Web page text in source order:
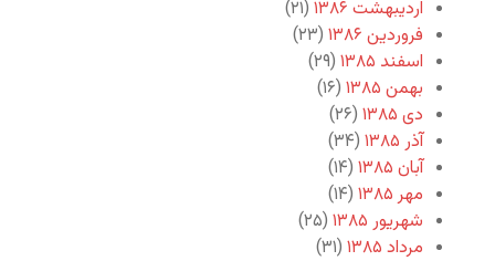
اردیبهشت ۱۳۸۶
(۲۱)
فروردین ۱۳۸۶
(۲۳)
اسفند ۱۳۸۵
(۲۹)
بهمن ۱۳۸۵
(۱۶)
دی ۱۳۸۵
(۲۶)
آذر ۱۳۸۵
(۳۴)
آبان ۱۳۸۵
(۱۴)
مهر ۱۳۸۵
(۱۴)
شهریور ۱۳۸۵
(۲۵)
مرداد ۱۳۸۵
(۳۱)